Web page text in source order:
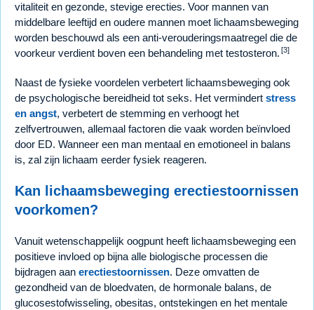
vitaliteit en gezonde, stevige erecties. Voor mannen van
middelbare leeftijd en oudere mannen moet lichaamsbeweging
worden beschouwd als een anti-verouderingsmaatregel die de
voorkeur verdient boven een behandeling met testosteron. [3]
Naast de fysieke voordelen verbetert lichaamsbeweging ook
de psychologische bereidheid tot seks. Het vermindert stress
en angst, verbetert de stemming en verhoogt het
zelfvertrouwen, allemaal factoren die vaak worden beïnvloed
door ED. Wanneer een man mentaal en emotioneel in balans
is, zal zijn lichaam eerder fysiek reageren.
Kan lichaamsbeweging erectiestoornissen
voorkomen?
Vanuit wetenschappelijk oogpunt heeft lichaamsbeweging een
positieve invloed op bijna alle biologische processen die
bijdragen aan erectiestoornissen. Deze omvatten de
gezondheid van de bloedvaten, de hormonale balans, de
glucosestofwisseling, obesitas, ontstekingen en het mentale